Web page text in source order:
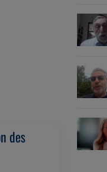
des